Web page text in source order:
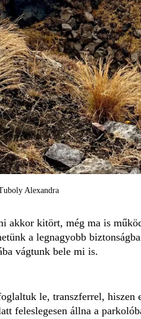
Alexandra
akkor kitört, még ma is
a legnagyobb
vágtunk bele mi is.
le, transzferrel, hiszen
feleslegesen állna a